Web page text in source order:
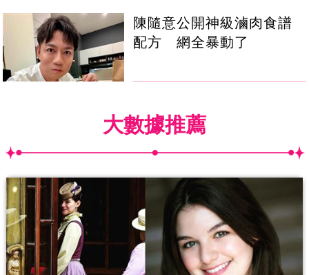
陳隨意公開神級滷肉食譜
配方 網全暴動了
大數據推薦